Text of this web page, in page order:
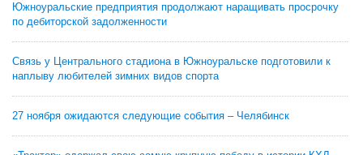
Южноуральские предприятия продолжают наращивать просрочку
по дебиторской задолженности
Связь у Центрального стадиона в Южноуральске подготовили к
наплыву любителей зимних видов спорта
27 ноября ожидаются следующие события – Челябинск